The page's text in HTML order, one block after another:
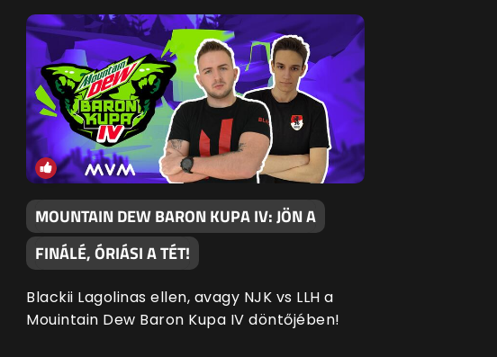
MOUNTAIN DEW BARON KUPA IV: JÖN A
FINÁLÉ, ÓRIÁSI A TÉT!
Blackii Lagolinas ellen, avagy NJK vs LLH a
Mouintain Dew Baron Kupa IV döntőjében!